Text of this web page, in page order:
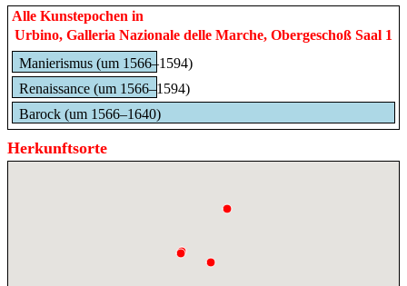
Alle Kunstepochen in
Urbino, Galleria Nazionale delle Marche, Obergeschoß Saal 1
Manierismus (um 1566–1594)
Renaissance (um 1566–1594)
Barock (um 1566–1640)
Herkunftsorte